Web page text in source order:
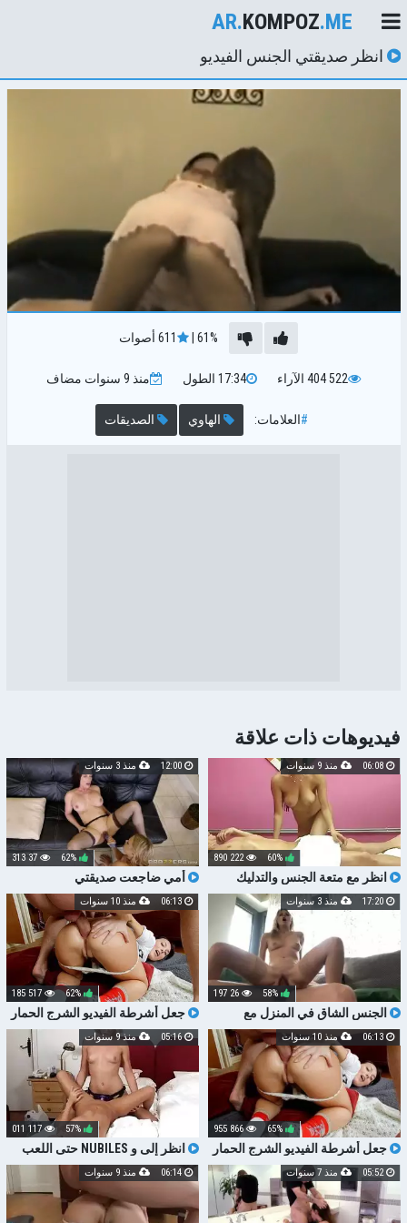
AR.KOMPOZ.ME
انظر صديقتي الجنس الفيديو
61%
|
611 أصوات
522 404 الآراء 17:34الطول منذ 9 سنوات مضاف
#العلامات: الهاوي الصديقات
فيديوهات ذات علاقة
انظر مع متعة الجنس والتدليك
60%
222 890
06:08 منذ 9 سنوات
أمي ضاجعت صديقتي
62%
37 313
12:00 منذ 3 سنوات
الجنس الشاق في المنزل مع
صديقتي بصورة عاهرة
58%
26 197
17:20 منذ 3 سنوات
جعل أشرطة الفيديو الشرج الحمار
كبيرة مع صديقتي
62%
517 185
06:13 منذ 10 سنوات
جعل أشرطة الفيديو الشرج الحمار
كبيرة مع صديقتي
65%
866 955
06:13 منذ 10 سنوات
انظر إلى و NUBILES حتى اللعب
مع الجنس ولعب اطفال
57%
117 011
05:16 منذ 9 سنوات
05:52 منذ 7 سنوات 06:14 منذ 9 سنوات